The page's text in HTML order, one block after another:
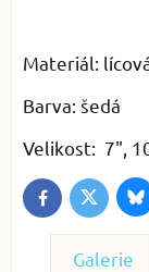
Materiál:
Barva: šedá
Velikost: 7",
FacebookTwitter
Galerie